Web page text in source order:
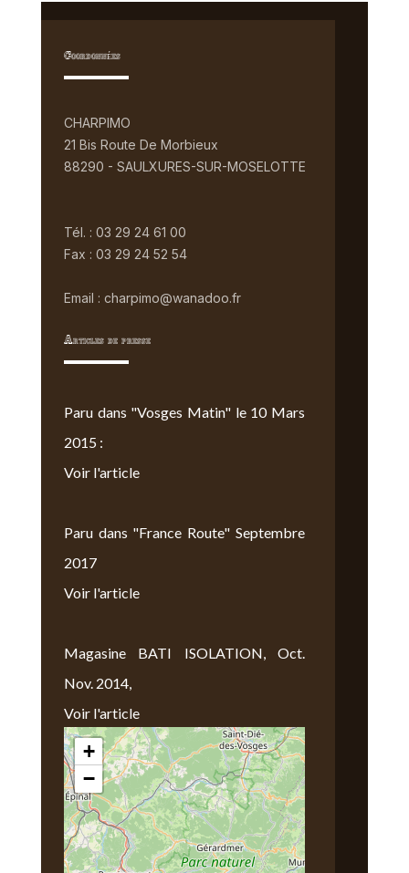
Coordonnées
CHARPIMO
21 Bis Route De Morbieux
88290 - SAULXURES-SUR-MOSELOTTE
Tél. : 03 29 24 61 00
Fax : 03 29 24 52 54
Email : charpimo@wanadoo.fr
Articles de presse
Paru dans "Vosges Matin" le 10 Mars
2015 :
Voir l'article
Paru dans "France Route" Septembre
2017
Voir l'article
Magasine BATI ISOLATION, Oct.
Nov. 2014,
Voir l'article
Nous Trouver
+
−